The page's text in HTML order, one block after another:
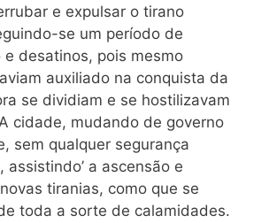
e expulsar o tirano
se um período de
e desatinos, pois mesmo
auxiliado na conquista da
se dividiam e se hostilizavam
cidade, mudando de governo
sem qualquer segurança
assistindo’ a ascensão e
tiranias, como que se
toda a sorte de calamidades.